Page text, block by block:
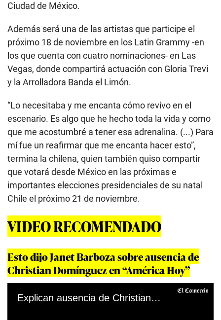
Ciudad de México.
Además será una de las artistas que participe el
próximo 18 de noviembre en los Latin Grammy -en
los que cuenta con cuatro nominaciones- en Las
Vegas, donde compartirá actuación con Gloria Trevi
y la Arrolladora Banda el Limón.
“Lo necesitaba y me encanta cómo revivo en el
escenario. Es algo que he hecho toda la vida y como
que me acostumbré a tener esa adrenalina. (...) Para
mí fue un reafirmar que me encanta hacer esto”,
termina la chilena, quien también quiso compartir
que votará desde México en las próximas e
importantes elecciones presidenciales de su natal
Chile el próximo 21 de noviembre.
VIDEO RECOMENDADO
Esto dijo Janet Barboza sobre ausencia de
Christian Domínguez en “América Hoy”
Explican ausencia de Christian Domínguez en 'América hoy'